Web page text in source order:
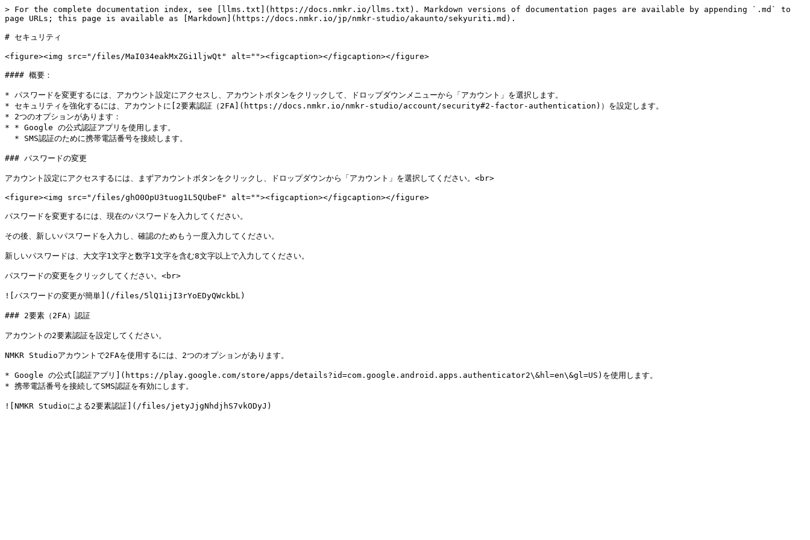
> For the complete documentation index, see [llms.txt](https://docs.nmkr.io/llms.txt). Markdown versions of documentation pages are available by appending `.md` to
page URLs; this page is available as [Markdown](https://docs.nmkr.io/jp/nmkr-studio/akaunto/sekyuriti.md).
# セキュリティ
<figure><img src="/files/MaI034eakMxZGi1ljwQt" alt=""><figcaption></figcaption></figure>
#### 概要：
* パスワードを変更するには、アカウント設定にアクセスし、アカウントボタンをクリックして、ドロップダウンメニューから「アカウント」を選択します。
* セキュリティを強化するには、アカウントに[2要素認証（2FA](https://docs.nmkr.io/nmkr-studio/account/security#2-factor-authentication)）を設定します。
* 2つのオプションがあります：
* * Google の公式認証アプリを使用します。
### パスワードの変更
アカウント設定にアクセスするには、まずアカウントボタンをクリックし、ドロップダウンから「アカウント」を選択してください。<br>
<figure><img src="/files/ghO0OpU3tuog1L5QUbeF" alt=""><figcaption></figcaption></figure>
パスワードを変更するには、現在のパスワードを入力してください。
その後、新しいパスワードを入力し、確認のためもう一度入力してください。
新しいパスワードは、大文字1文字と数字1文字を含む8文字以上で入力してください。
パスワードの変更をクリックしてください。<br>
![パスワードの変更が簡単](/files/5lQ1ijI3rYoEDyQWckbL)
### 2要素（2FA）認証
アカウントの2要素認証を設定してください。
NMKR Studioアカウントで2FAを使用するには、2つのオプションがあります。
* Google の公式[認証アプリ](https://play.google.com/store/apps/details?id=com.google.android.apps.authenticator2\&hl=en\&gl=US)を使用します。
* 携帯電話番号を接続してSMS認証を有効にします。